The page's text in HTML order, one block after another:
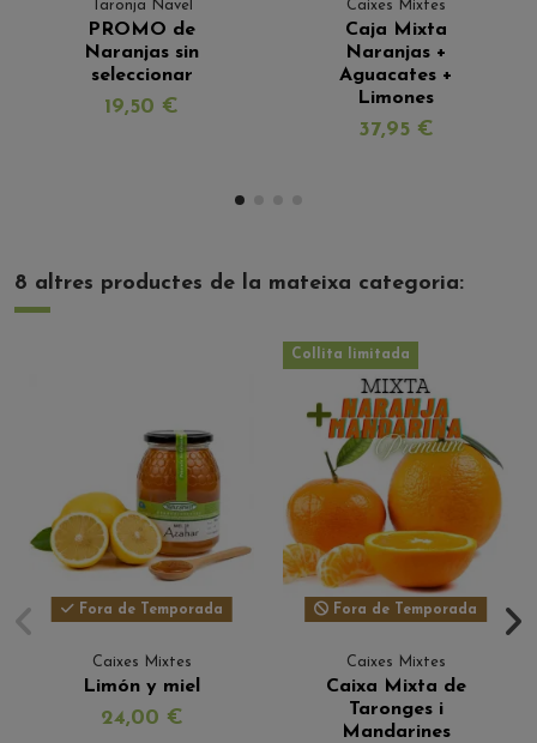
Taronja Navel
PROMO de
Naranjas sin
seleccionar
19,50 €
Caixes Mixtes
Caja Mixta
Naranjas +
Aguacates +
Limones
37,95 €
8 altres productes de la mateixa categoria:
Fora de Temporada
Caixes Mixtes
Limón y miel
24,00 €
Collita limitada
Fora de Temporada
Caixes Mixtes
Caixa Mixta de
Taronges i
Mandarines